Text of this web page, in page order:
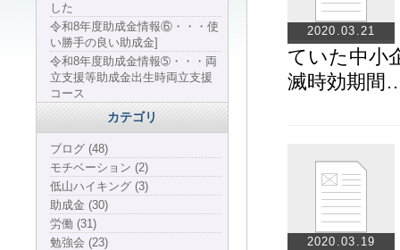
2020.03.21
ていた中小
滅時効期間
2020.03.19
した
令和8年度助成金情報⑥・・・使
い勝手の良い助成金]
令和8年度助成金情報➄・・・両
立支援等助成金出生時両立支援
コース
カテゴリ
ブログ (48)
モチベーション (2)
低山ハイキング (3)
助成金 (30)
労働 (31)
勉強会 (23)